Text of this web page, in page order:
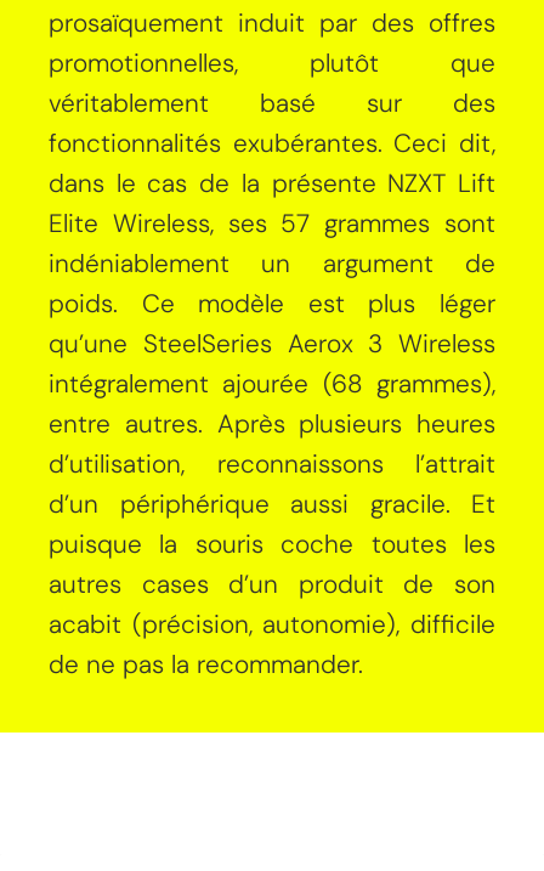
prosaïquement induit par des offres
promotionnelles, plutôt que
véritablement basé sur des
fonctionnalités exubérantes. Ceci dit,
dans le cas de la présente NZXT Lift
Elite Wireless, ses 57 grammes sont
indéniablement un argument de
poids. Ce modèle est plus léger
qu’une SteelSeries Aerox 3 Wireless
intégralement ajourée (68 grammes),
entre autres. Après plusieurs heures
d’utilisation, reconnaissons l’attrait
d’un périphérique aussi gracile. Et
puisque la souris coche toutes les
autres cases d’un produit de son
acabit (précision, autonomie), difficile
de ne pas la recommander.